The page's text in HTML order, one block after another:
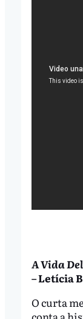
A Vida
– Letícia
O curta